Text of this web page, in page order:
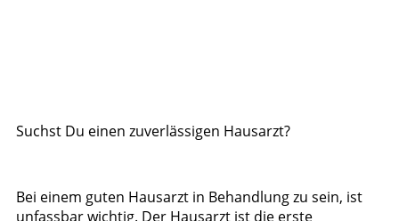
Suchst Du einen zuverlässigen Hausarzt?
Bei einem guten Hausarzt in Behandlung zu sein, ist
unfassbar wichtig. Der Hausarzt ist die erste